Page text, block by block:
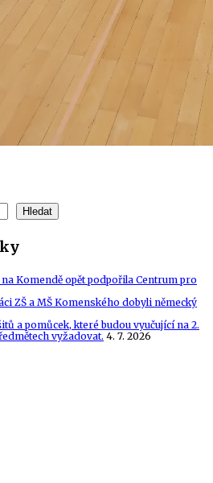
Hledat
Komendě opět podpořila Centrum pro
ZŠ a MŠ Komenského dobyli německý
a pomůcek, které budou vyučující na 2.
vyžadovat. 4. 7. 2026